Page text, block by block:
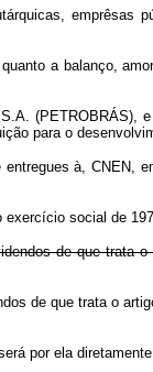
emprêsas
a balanço,
para o
à, CNEN,
social de
de que
de que trata o
será por ela